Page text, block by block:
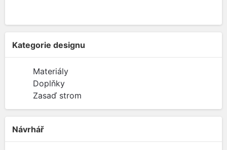
Kategorie designu
Materiály
Doplňky
Zasaď strom
Návrhář